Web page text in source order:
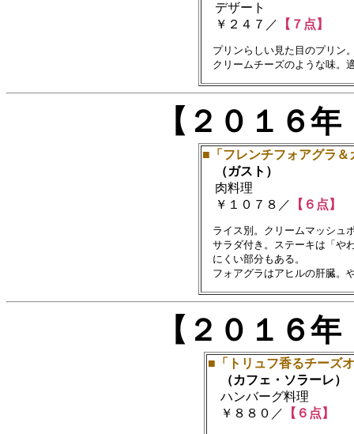
デザート
￥２４７／
【７点】
プリンらしい見た目のプリン
【２０１６
■「フレンチフォアグラ＆
（ガスト）
肉料理
￥１０７８／
【６点】
ライス別。クリームマッシュ
サラダ付き。ステーキは「や
にくい部分もある。
【２０１６
■「トリュフ香るチーズ
（カフェ・ソラーレ）
ハンバーグ料理
￥８８０／ 【６点】